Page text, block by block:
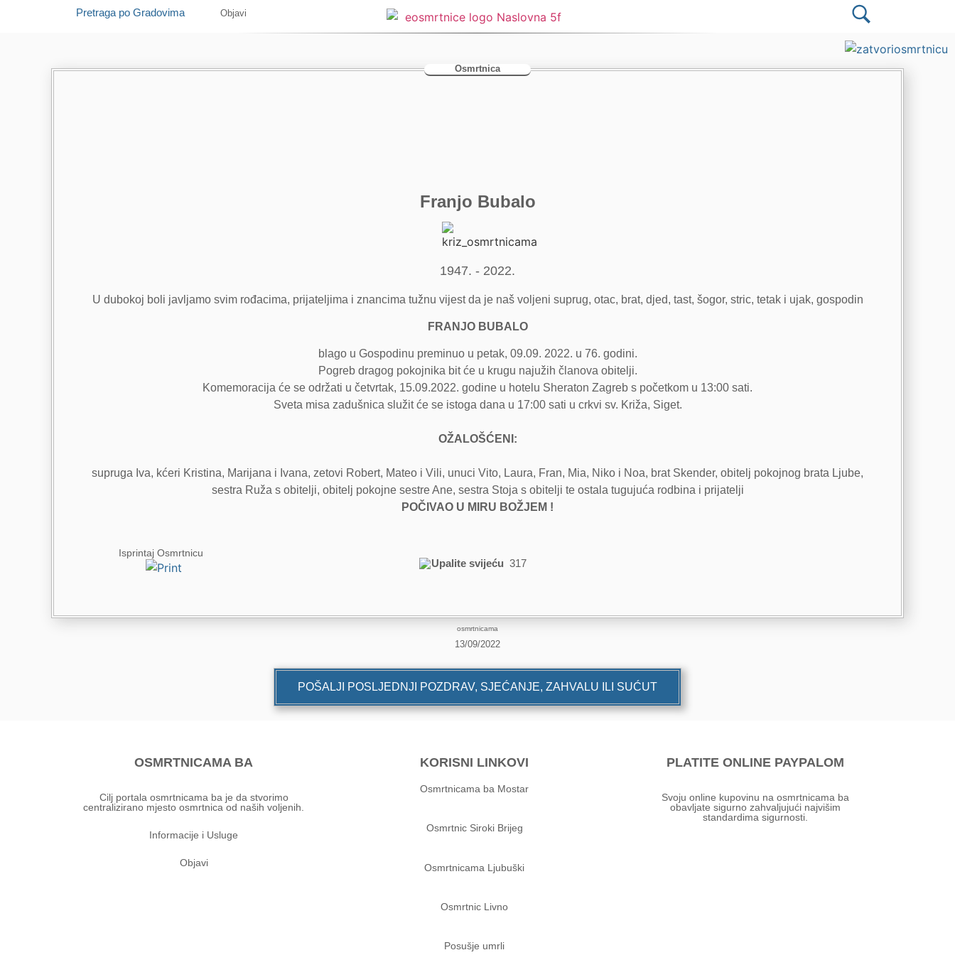
Pretraga po Gradovima Objavi
Osmrtnica
Franjo Bubalo
1947. - 2022.
U dubokoj boli javljamo svim rođacima, prijateljima i znancima tužnu vijest da je naš voljeni suprug, otac, brat, djed, tast, šogor, stric, tetak i ujak, gospodin
FRANJO BUBALO
blago u Gospodinu preminuo u petak, 09.09. 2022. u 76. godini.
Pogreb dragog pokojnika bit će u krugu najužih članova obitelji.
Komemoracija će se održati u četvrtak, 15.09.2022. godine u hotelu Sheraton Zagreb s početkom u 13:00 sati.
Sveta misa zadušnica služit će se istoga dana u 17:00 sati u crkvi sv. Križa, Siget.
OŽALOŠĆENI:
supruga Iva, kćeri Kristina, Marijana i Ivana, zetovi Robert, Mateo i Vili, unuci Vito, Laura, Fran, Mia, Niko i Noa, brat Skender, obitelj pokojnog brata Ljube,
sestra Ruža s obitelji, obitelj pokojne sestre Ane, sestra Stoja s obitelji te ostala tugujuća rodbina i prijatelji
POČIVAO U MIRU BOŽJEM !
Isprintaj Osmrtnicu
Upalite svijeću 317
osmrtnicama
13/09/2022
POŠALJI POSLJEDNJI POZDRAV, SJEĆANJE, ZAHVALU ILI SUĆUT
OSMRTNICAMA BA
Cilj portala osmrtnicama ba je da stvorimo
centralizirano mjesto osmrtnica od naših voljenih.
Informacije i Usluge
Objavi
KORISNI LINKOVI
Osmrtnicama ba Mostar
Osmrtnic Siroki Brijeg
Osmrtnicama Ljubuški
Osmrtnic Livno
Posušje umrli
PLATITE ONLINE PAYPALOM
Svoju online kupovinu na osmrtnicama ba
obavljate sigurno zahvaljujući najvišim
standardima sigurnosti.